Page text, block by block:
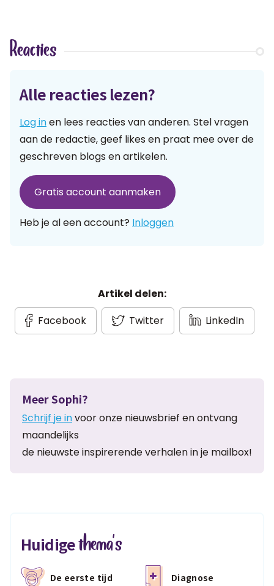
Reacties
Alle reacties lezen?
Log inen lees reacties van anderen. Stel vragen
aan de redactie, geef likes en praat mee over de
geschreven blogs en artikelen.
Gratis account aanmaken
Heb je al een account? Inloggen
Artikel delen:
Facebook
Twitter LinkedIn
Meer Sophi?
Schrijf je invoor onze nieuwsbrief en ontvang
maandelijks
de nieuwste inspirerende verhalen in je mailbox!
Huidigethema's
De eerste tijd Diagnose